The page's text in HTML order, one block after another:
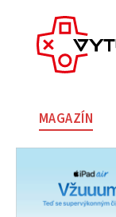
MAGAZÍN